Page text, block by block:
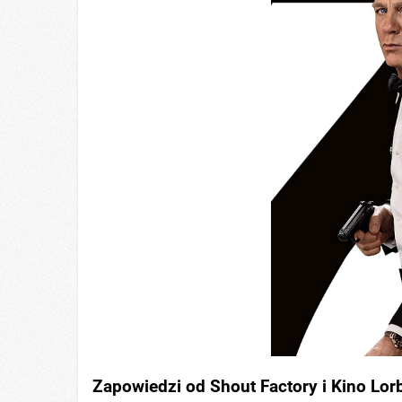
Zapowiedzi od Shout Factory i Kino